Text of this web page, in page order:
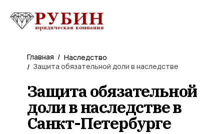
Защита обязательной
доли в наследстве в
Санкт-Петербурге
Главная Наследство
/
Защита обязательной доли в наследстве
/